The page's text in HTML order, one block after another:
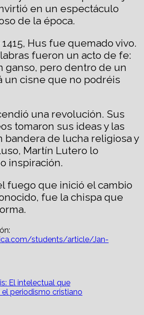
en un espectáculo
de la época.
Hus fue quemado vivo.
fueron un acto de fe:
ganso, pero dentro de un
un cisne que no podréis
una revolución. Sus
tomaron sus ideas y las
bandera de lucha religiosa y
Martín Lutero lo
inspiración.
fuego que inició el cambio
fue la chispa que
students/article/Jan-
El intelectual que
el periodismo cristiano